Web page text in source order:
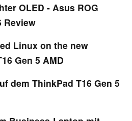
OLED - Asus ROG
Review
Linux on the new
Gen 5 AMD
dem ThinkPad T16 Gen 5